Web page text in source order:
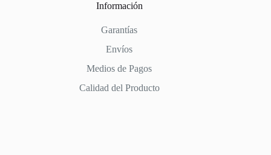
Información
Garantías
Envíos
Medios de Pagos
Calidad del Producto